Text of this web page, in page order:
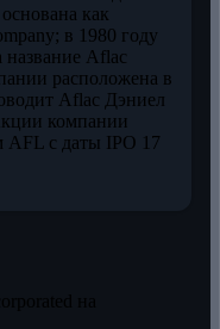
как
в 1980 году
название Aflac
расположена в
Aflac Дэниел
компании
AFL с даты IPO 17